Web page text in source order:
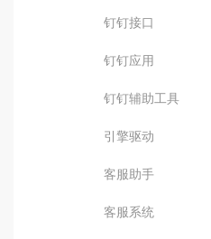
钉钉接口
钉钉应用
钉钉辅助工具
引擎驱动
客服助手
客服系统